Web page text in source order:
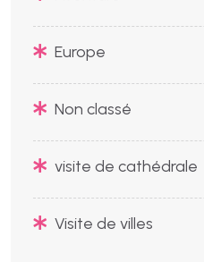
Europe
Non classé
visite de cathédrale
Visite de villes